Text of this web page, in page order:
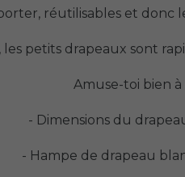
réutilisables et donc
petits drapeaux sont
Amuse-toi bien
- Dimensions du
- Hampe de drapeau